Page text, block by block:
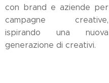
con brand e aziende per
campagne creative,
ispirando una nuova
generazione di creativi.